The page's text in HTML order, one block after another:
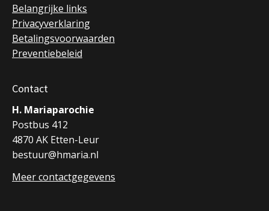
Belangrijke links
Privacyverklaring
Betalingsvoorwaarden
Preventiebeleid
Contact
H. Mariaparochie
Postbus 412
4870 AK Etten-Leur
bestuur@hmaria.nl
Meer contactgegevens